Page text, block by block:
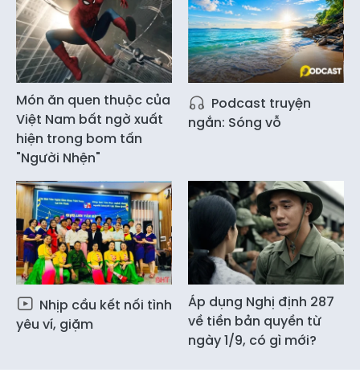
Món ăn quen thuộc của
Việt Nam bất ngờ xuất
hiện trong bom tấn
"Người Nhện"
Podcast truyện
ngắn: Sóng vỗ
Nhịp cầu kết nối tình
yêu ví, giặm
Áp dụng Nghị định 287
về tiền bản quyền từ
ngày 1/9, có gì mới?